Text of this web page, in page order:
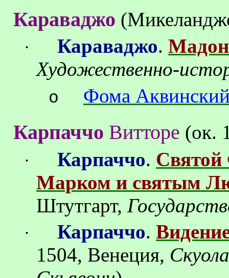
Караваджо (
· Караваджо.
Художественно-
o Фома
Карпаччо Витторе (ок.
· Карпаччо.
Марком и святым
Штутгарт,
· Карпаччо.
1504, Венеция,